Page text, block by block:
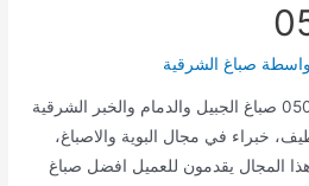
صباغ الشرقية
صباغ الجبيل رقم 0504442942 صباغ الجبيل والدمام والخبر الشرقية
خبراء في مجال البوية والاصباغ،
المجال يقدمون للعميل افضل صباغ